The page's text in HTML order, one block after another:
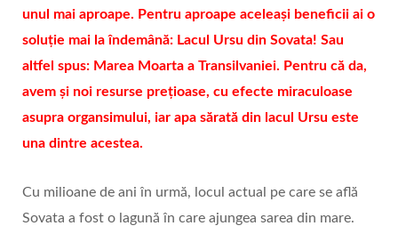
unul mai aproape. Pentru aproape aceleași beneficii ai o
soluție mai la îndemână: Lacul Ursu din Sovata! Sau
altfel spus: Marea Moarta a Transilvaniei. Pentru că da,
avem și noi resurse prețioase, cu efecte miraculoase
asupra organsimului, iar apa sărată din lacul Ursu este
una dintre acestea.
Cu milioane de ani în urmă, locul actual pe care se află
Sovata a fost o lagună în care ajungea sarea din mare.